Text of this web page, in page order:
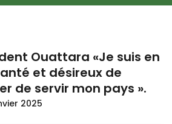
Ouattara «Je suis en
et désireux de
de servir mon pays ».
2025